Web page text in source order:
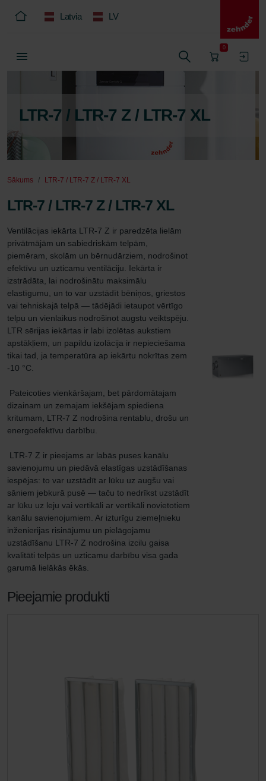
Latvia LV
0
LTR-7 / LTR-7 Z / LTR-7 XL
Sākums LTR-7 / LTR-7 Z / LTR-7 XL
LTR-7 / LTR-7 Z / LTR-7 XL
Ventilācijas iekārta LTR-7 Z ir paredzēta lielām
privātmājām un sabiedriskām telpām,
piemēram, skolām un bērnudārziem, nodrošinot
efektīvu un uzticamu ventilāciju. Iekārta ir
izstrādāta, lai nodrošinātu maksimālu
elastīgumu, un to var uzstādīt bēniņos, griestos
vai tehniskajā telpā — tādējādi ietaupot vērtīgo
telpu un vienlaikus nodrošinot augstu veiktspēju.
LTR sērijas iekārtas ir labi izolētas aukstiem
apstākļiem, un papildu izolācija ir nepieciešama
tikai tad, ja temperatūra ap iekārtu nokrītas zem
-10 °C.
dizainam un zemajam iekšējam spiediena
kritumam, LTR-7 Z nodrošina rentablu, drošu un
energoefektīvu darbību.
savienojumu un piedāvā elastīgas uzstādīšanas
iespējas: to var uzstādīt ar lūku uz augšu vai
sāniem jebkurā pusē — taču to nedrīkst uzstādīt
ar lūku uz leju vai vertikāli ar vertikāli novietotiem
kanālu savienojumiem. Ar izturīgu ziemeļnieku
inženierijas risinājumu un pielāgojamu
uzstādīšanu LTR-7 Z nodrošina izcilu gaisa
kvalitāti telpās un uzticamu darbību visa gada
garumā lielākās ēkās.
Pieejamie produkti